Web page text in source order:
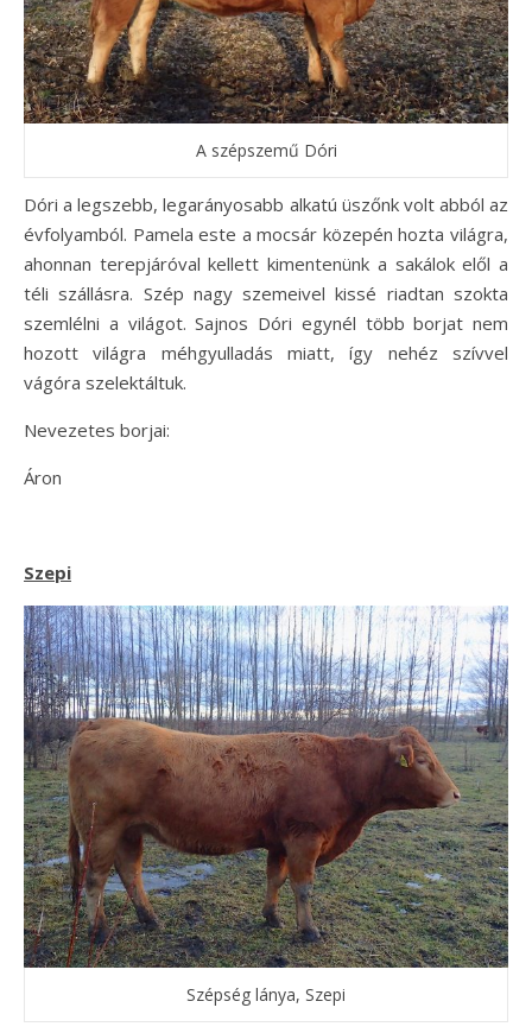
A szépszemű Dóri
Dóri a legszebb, legarányosabb alkatú üszőnk volt abból az
évfolyamból. Pamela este a mocsár közepén hozta világra,
ahonnan terepjáróval kellett kimentenünk a sakálok elől a
téli szállásra. Szép nagy szemeivel kissé riadtan szokta
szemlélni a világot. Sajnos Dóri egynél több borjat nem
hozott világra méhgyulladás miatt, így nehéz szívvel
vágóra szelektáltuk.
Nevezetes borjai:
Áron
Szepi
Szépség lánya, Szepi